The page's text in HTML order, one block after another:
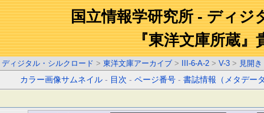
国立情報学研究所 - ディジ
『東洋文庫所蔵』
ディジタル・シルクロード > 東洋文庫アーカイブ > III-6-A-2 > V-3 > 見開き
カラー画像サムネイル - 目次 -ページ番号 -書誌情報（メタデー